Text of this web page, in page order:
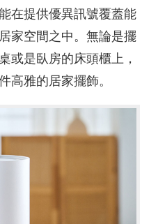
在提供優異訊號覆蓋能
家空間之中。無論是擺
或是臥房的床頭櫃上，
高雅的居家擺飾。